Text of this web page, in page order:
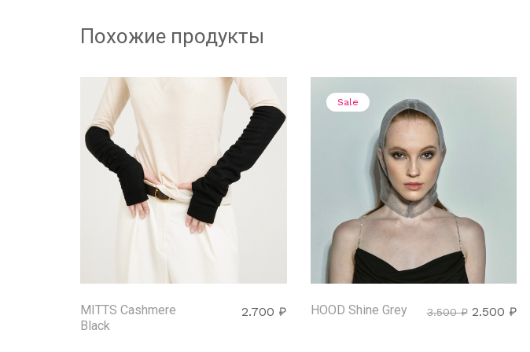
Похожие продукты
MITTS Cashmere
Black
2.700 ₽
Sale
HOOD Shine Grey 3.500₽ 2.500 ₽